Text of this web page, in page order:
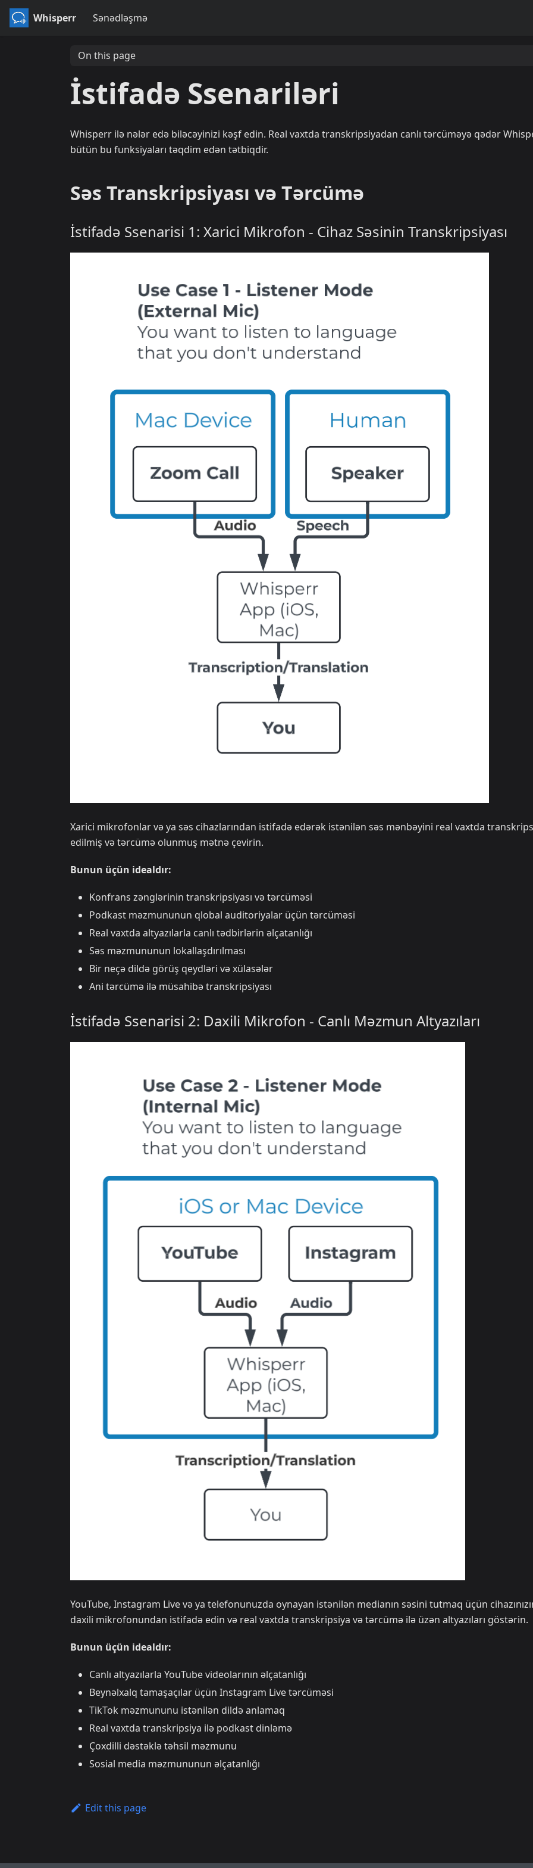
Whisperr Sənədləşmə
On this page
İstifadə Ssenariləri
Whisperr ilə nələr edə biləcəyinizi kəşf edin. Real vaxtda transkripsiyadan canlı tərcüməyə qədər
bütün bu funksiyaları təqdim edən tətbiqdir.
Səs Transkripsiyası və Tərcümə
İstifadə Ssenarisi 1: Xarici Mikrofon - Cihaz Səsinin Transkripsiyası
Xarici mikrofonlar və ya səs cihazlarından istifadə edərək istənilən səs mənbəyini real vaxtda
edilmiş və tərcümə olunmuş mətnə çevirin.
Bunun üçün idealdır:
Konfrans zənglərinin transkripsiyası və tərcüməsi
Podkast məzmununun qlobal auditoriyalar üçün tərcüməsi
Real vaxtda altyazılarla canlı tədbirlərin əlçatanlığı
Səs məzmununun lokallaşdırılması
Bir neçə dildə görüş qeydləri və xülasələr
Ani tərcümə ilə müsahibə transkripsiyası
İstifadə Ssenarisi 2: Daxili Mikrofon - Canlı Məzmun Altyazıları
YouTube, Instagram Live və ya telefonunuzda oynayan istənilən medianın səsini tutmaq üçün
daxili mikrofonundan istifadə edin və real vaxtda transkripsiya və tərcümə ilə üzən altyazıları göstərin.
Bunun üçün idealdır:
Canlı altyazılarla YouTube videolarının əlçatanlığı
Beynəlxalq tamaşaçılar üçün Instagram Live tərcüməsi
TikTok məzmununu istənilən dildə anlamaq
Real vaxtda transkripsiya ilə podkast dinləmə
Çoxdilli dəstəklə təhsil məzmunu
Sosial media məzmununun əlçatanlığı
Edit this page